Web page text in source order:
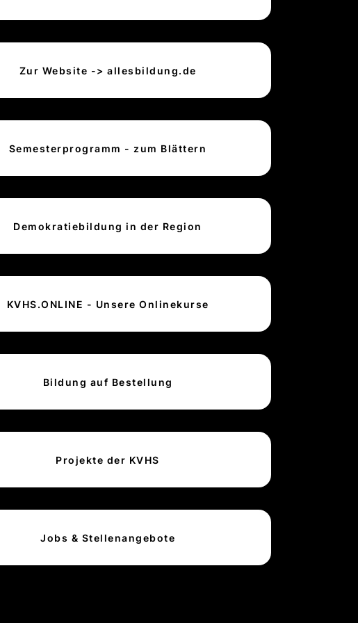
Zur Website -> allesbildung.de
Semesterprogramm - zum Blättern
Demokratiebildung in der Region
KVHS.ONLINE - Unsere Onlinekurse
Bildung auf Bestellung
Projekte der KVHS
Jobs & Stellenangebote